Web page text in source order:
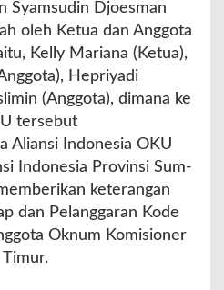
Syamsudin Djoesman
oleh Ketua dan Anggota
Kelly Mariana (Ketua),
Hepriyadi
(Anggota), dimana ke
tersebut
Aliansi Indonesia OKU
Indonesia Provinsi Sum-
keterangan
dan Pelanggaran Kode
Oknum Komisioner